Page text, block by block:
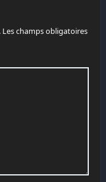
Les champs obligatoires